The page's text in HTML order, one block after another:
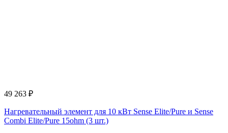
49 263 ₽
Нагревательный элемент для 10 кВт Sense Elite/Pure и Sense
Combi Elite/Pure 15ohm (3 шт.)